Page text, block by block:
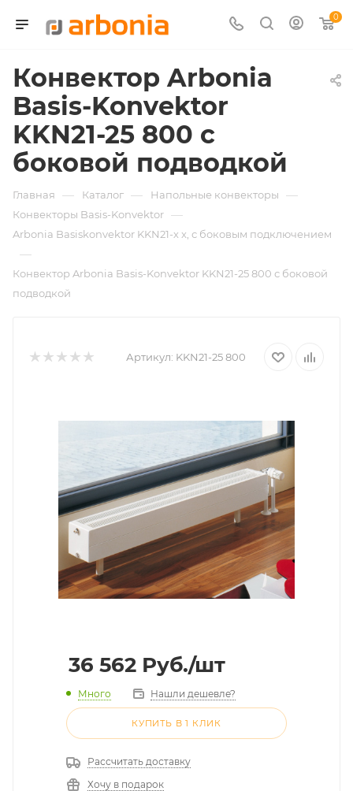
0
Конвектор Arbonia
Basis-Konvektor
KKN21-25 800 с
боковой подводкой
Главная — Каталог — Напольные конвекторы —
Конвекторы Basis-Konvektor —
Arbonia Basiskonvektor KKN21-х x, с боковым подключением
—
Конвектор Arbonia Basis-Konvektor KKN21-25 800 с боковой
подводкой
Артикул: KKN21-25 800
36 562 Руб./шт
Много Нашли дешевле?
КУПИТЬ В 1 КЛИК
Рассчитать доставку
Хочу в подарок